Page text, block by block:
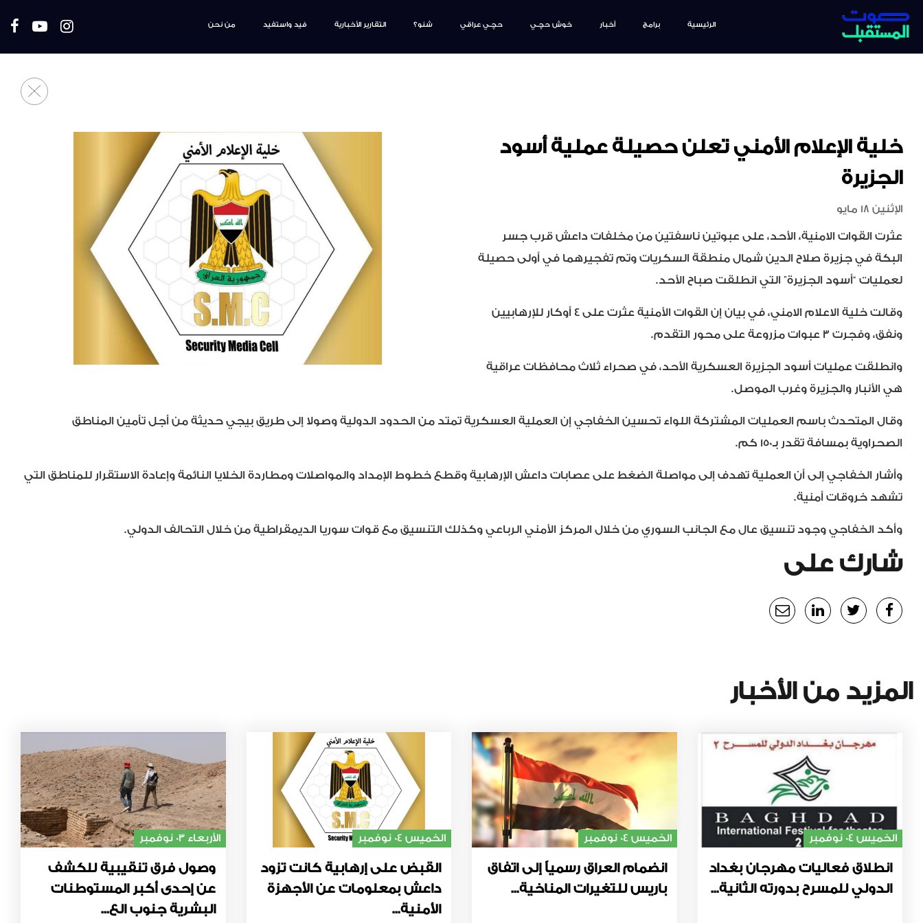
الرئيسية برامج أخبار خوش حچـي حچـي عراقي شنو؟ التقارير الأخبارية فيد واستفيد من نحن
خلية الإعلام الأمني تعلن حصيلة عملية أسود
الجزيرة
الإثنين 18 مايو
عثرت القوات الامنية، الأحد، على عبوتين ناسفتين من مخلفات داعش قرب جسر
البكة في جزيرة صلاح الدين شمال منطقة السكريات وتم تفجيرهما في أولى حصيلة
لعمليات “أسود الجزيرة” التي انطلقت صباح الأحد.
وقالت خلية الاعلام الامني، في بيان إن القوات الأمنية عثرت على 4 أوكار للإرهابيين
ونفق، وفجرت 3 عبوات مزروعة على محور التقدم.
وانطلقت عمليات أسود الجزيرة العسكرية الأحد، في صحراء ثلاث محافظات عراقية
هي الأنبار والجزيرة وغرب الموصل.
وقال المتحدث باسم العمليات المشتركة اللواء تحسين الخفاجي إن العملية العسكرية تمتد من الحدود الدولية وصولا إلى طريق بيجي حديثة من أجل تأمين المناطق
الصحراوية بمسافة تقدر بـ150 كم.
وأشار الخفاجي إلى أن العملية تهدف إلى مواصلة الضغط على عصابات داعش الإرهابية وقطع خطوط الإمداد والمواصلات ومطاردة الخلايا النائمة وإعادة الاستقرار للمناطق التي
تشهد خروقات أمنية.
وأكد الخفاجي وجود تنسيق عال مع الجانب السوري من خلال المركز الأمني الرباعي وكذلك التنسيق مع قوات سوريا الديمقراطية من خلال التحالف الدولي.
شارك على
المزيد من الأخبار
الخميس 04 نوفمبر
انطلاق فعاليات مهرجان بغداد
الدولي للمسرح بدورته الثانية...
الخميس 04 نوفمبر
انضمام العراق رسمياً إلى اتفاق
باريس للتغيرات المناخية...
الخميس 04 نوفمبر
القبض على إرهابية كانت تزود
داعش بمعلومات عن الأجهزة
الأمنية...
الأربعاء 03 نوفمبر
وصول فرق تنقيبية للكشف
عن إحدى أكبر المستوطنات
البشرية جنوب الع...